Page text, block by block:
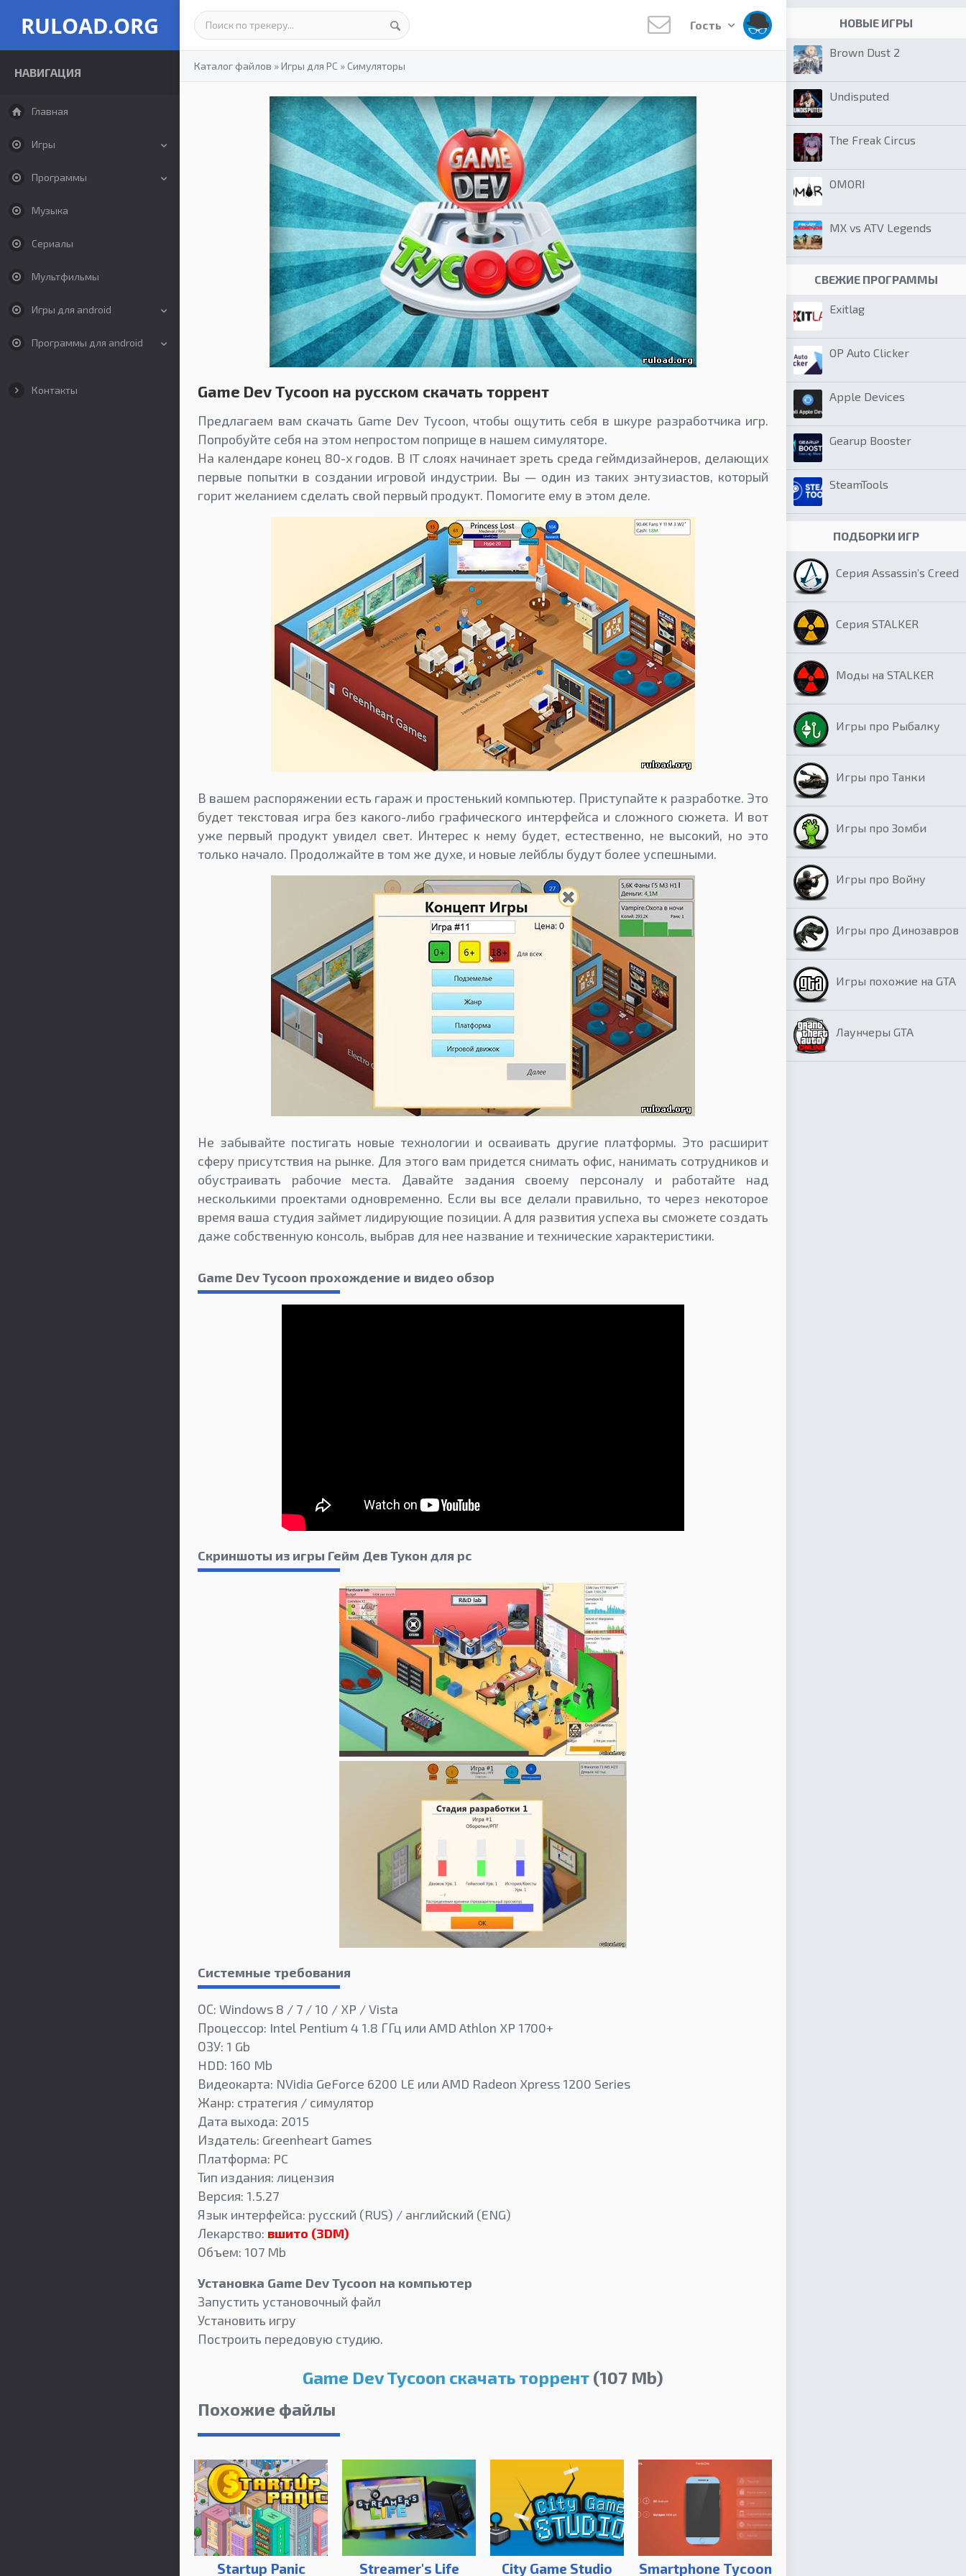
RULOAD.ORG
НАВИГАЦИЯ
Главная
Игры
Программы
Музыка
Сериалы
Мультфильмы
Игры для android
Программы для android
Контакты
Гость
Каталог файлов »Игры для PC »Симуляторы
Game Dev Tycoon на русском скачать торрент
Предлагаем вам скачать Game Dev Tycoon, чтобы ощутить себя в шкуре разработчика игр.
Попробуйте себя на этом непростом поприще в нашем симуляторе.
На календаре конец 80-х годов. В IT слоях начинает зреть среда геймдизайнеров, делающих
первые попытки в создании игровой индустрии. Вы — один из таких энтузиастов, который
горит желанием сделать свой первый продукт. Помогите ему в этом деле.
В вашем распоряжении есть гараж и простенький компьютер. Приступайте к разработке. Это
будет текстовая игра без какого-либо графического интерфейса и сложного сюжета. И вот
уже первый продукт увидел свет. Интерес к нему будет, естественно, не высокий, но это
только начало. Продолжайте в том же духе, и новые лейблы будут более успешными.
Не забывайте постигать новые технологии и осваивать другие платформы. Это расширит
сферу присутствия на рынке. Для этого вам придется снимать офис, нанимать сотрудников и
обустраивать рабочие места. Давайте задания своему персоналу и работайте над
несколькими проектами одновременно. Если вы все делали правильно, то через некоторое
время ваша студия займет лидирующие позиции. А для развития успеха вы сможете создать
даже собственную консоль, выбрав для нее название и технические характеристики.
Game Dev Tycoon прохождение и видео обзор
Скриншоты из игры Гейм Дев Тукон для pc
Системные требования
ОС: Windows 8 / 7 / 10 / XP / Vista
Процессор: Intel Pentium 4 1.8 ГГц или AMD Athlon XP 1700+
ОЗУ: 1 Gb
HDD: 160 Mb
Видеокарта: NVidia GeForce 6200 LE или AMD Radeon Xpress 1200 Series
Жанр: стратегия / симулятор
Дата выхода: 2015
Издатель: Greenheart Games
Платформа: PC
Тип издания: лицензия
Версия: 1.5.27
Язык интерфейса: русский (RUS) / английский (ENG)
Лекарство: вшито (3DM)
Объем: 107 Mb
Установка Game Dev Tycoon на компьютер
Запустить установочный файл
Установить игру
Построить передовую студию.
Game Dev Tycoon скачать торрент (107 Mb)
Похожие файлы
Startup Panic Streamer's Life City Game Studio Smartphone Tycoon
НОВЫЕ ИГРЫ
Brown Dust 2
Undisputed
The Freak Circus
OMORI
MX vs ATV Legends
СВЕЖИЕ ПРОГРАММЫ
Exitlag
OP Auto Clicker
Apple Devices
Gearup Booster
SteamTools
ПОДБОРКИ ИГР
Серия Assassin’s Creed
Серия STALKER
Моды на STALKER
Игры про Рыбалку
Игры про Танки
Игры про Зомби
Игры про Войну
Игры про Динозавров
Игры похожие на GTA
Лаунчеры GTA